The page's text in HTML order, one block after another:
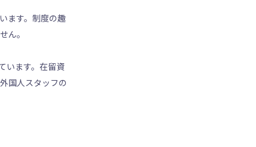
ます。制度の趣
ん。
います。在留資
国人スタッフの